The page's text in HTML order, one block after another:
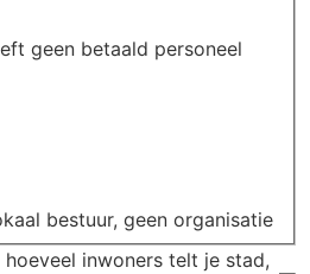
geen betaald personeel
bestuur, geen organisatie
inwoners telt je stad,